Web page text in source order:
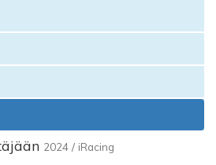
2024 / iRacing